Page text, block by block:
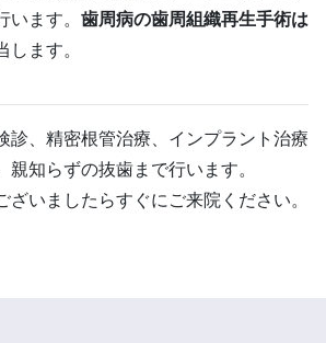
ます。 歯周病の歯周組織再生手術は
します。
診、精密根管治療、インプラント治療
親知らずの抜歯まで行います。
ざいましたらすぐにご来院ください。